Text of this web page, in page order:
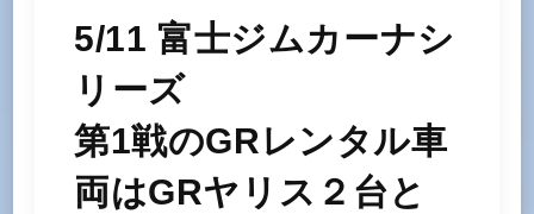
5/11 富士ジムカーナシ
リーズ
第1戦のGRレンタル車
両はGRヤリス２台と